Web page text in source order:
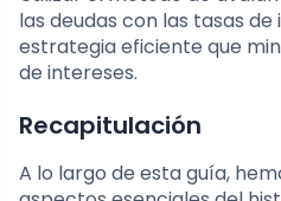
las deudas con las tasas
estrategia eficiente que
de intereses.
Recapitulación
A lo largo de esta guía,